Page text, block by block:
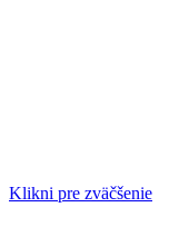
Klikni pre zväčšenie